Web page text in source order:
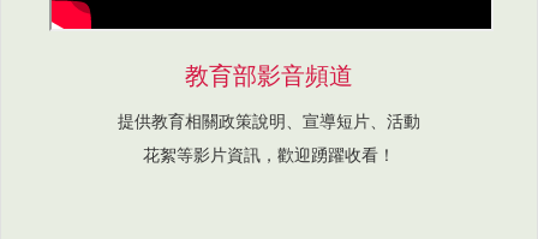
教育部影音頻道
提供教育相關政策說明、宣導短片、活動
花絮等影片資訊，歡迎踴躍收看！